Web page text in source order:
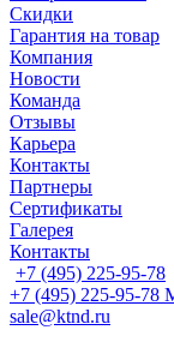
Скидки
Гарантия на товар
Компания
Новости
Команда
Отзывы
Карьера
Контакты
Партнеры
Сертификаты
Галерея
Контакты
+7 (495) 225-95-78
+7 (495) 225-95-78
sale@ktnd.ru